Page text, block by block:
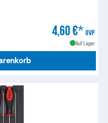
4,60 €* UVP
Auf Lager